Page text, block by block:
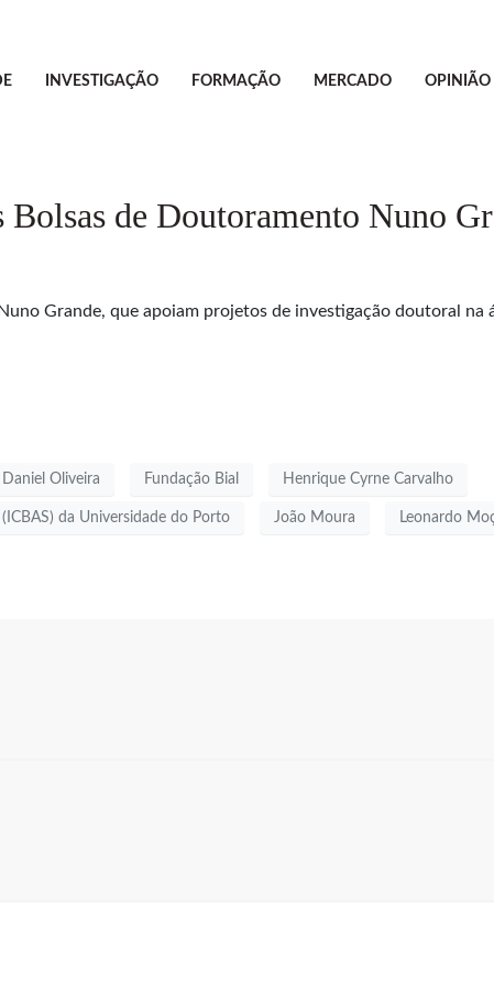
INVESTIGAÇÃO FORMAÇÃO MERCADO OPINIÃO
Bolsas de Doutoramento Nuno
Grande, que apoiam projetos de investigação doutoral na
Daniel Oliveira Fundação Bial Henrique Cyrne Carvalho
da Universidade do Porto João Moura Leonardo